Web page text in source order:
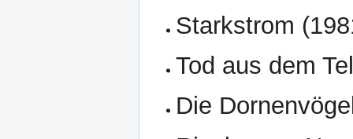
Starkstrom
Tod aus dem
Die